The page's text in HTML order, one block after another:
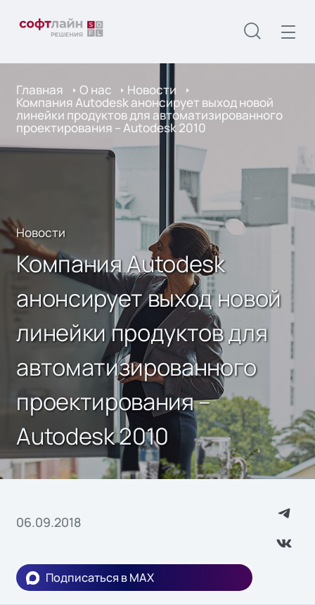
Главная О нас Новости
Компания Autodesk анонсирует выход новой
линейки продуктов для автоматизированного
проектирования – Autodesk 2010
Новости
Компания Autodesk
анонсирует выход новой
линейки продуктов для
автоматизированного
проектирования –
Autodesk 2010
06.09.2018
Подписаться в MAX